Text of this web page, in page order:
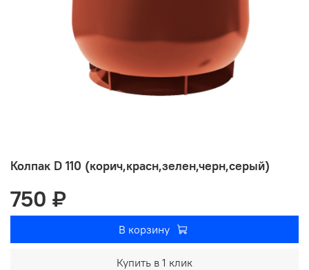
Колпак D 110 (корич,красн,зелен,черн,серый)
750 ₽
В корзину
Купить в 1 клик